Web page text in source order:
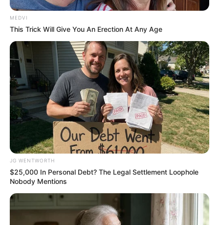
Why everything you thought you knew about water
might be wrong
CTA LOVE
MEDVI
This Trick Will Give You An Erection At Any Age
JG WENTWORTH
$25,000 In Personal Debt? The Legal Settlement Loophole
Nobody Mentions